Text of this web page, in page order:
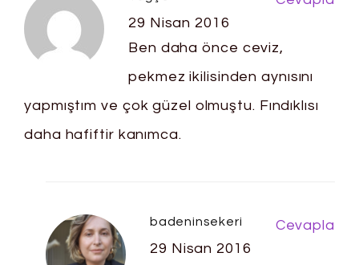
29 Nisan 2016
Ben daha önce ceviz,
pekmez ikilisinden aynısını
yapmıştım ve çok güzel olmuştu. Fındıklısı
daha hafiftir kanımca.
badeninsekeri
29 Nisan 2016
Cevapla